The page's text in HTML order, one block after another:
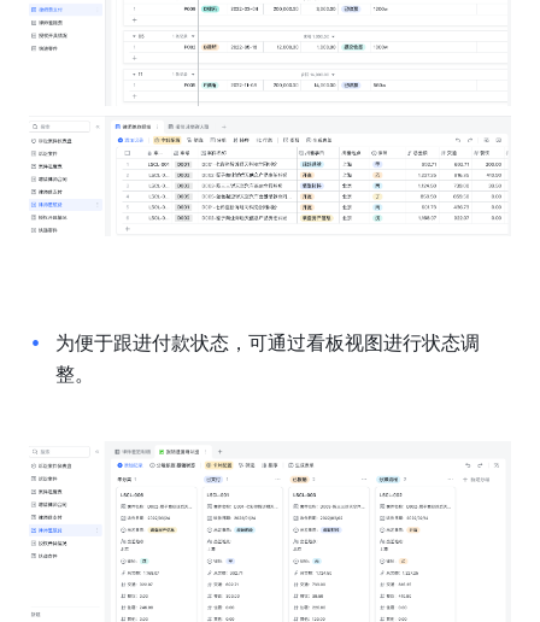
为便于跟进付款状态，可通过看板视图进行状态调
整。